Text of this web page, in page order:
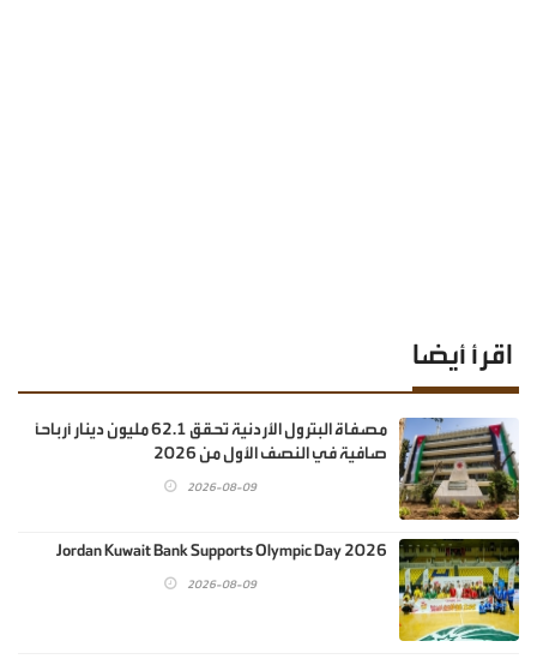
اقرأ أيضا
مصفاة البترول الأردنية تحقق 62.1 مليون دينار أرباحاً
صافية في النصف الأول من 2026
2026-08-09
Jordan Kuwait Bank Supports Olympic Day 2026
2026-08-09